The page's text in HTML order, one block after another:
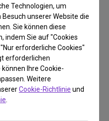
Technologien, um
unserer Website die
Sie können diese
indem Sie auf "Cookies
erforderliche Cookies"
erforderlichen
Ihre Cookie-
Weitere
Cookie-Richtlinie und
mit
beansprucht oft
da jeder Bildschirm